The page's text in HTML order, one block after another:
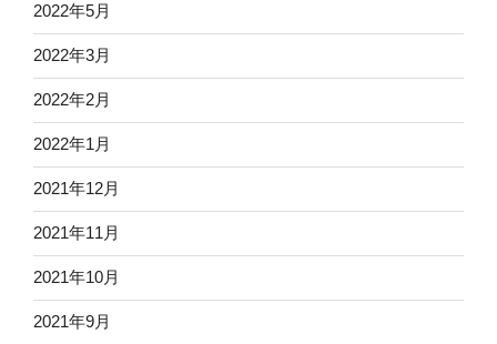
2022年5月
2022年3月
2022年2月
2022年1月
2021年12月
2021年11月
2021年10月
2021年9月